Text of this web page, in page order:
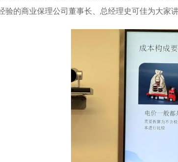
验的商业保理公司董事长、总经理史可佳为大家